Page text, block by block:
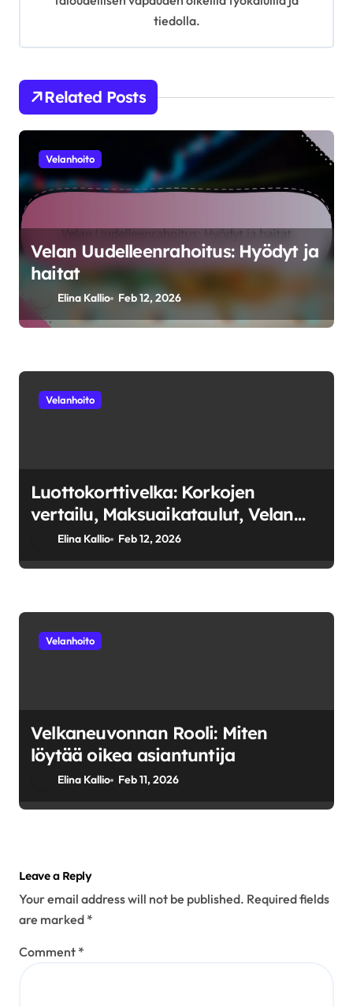
tiedolla.
Related Posts
Velanhoito
Velan Uudelleenrahoitus: Hyödyt ja
haitat
Elina Kallio Feb 12, 2026
Velanhoito
Luottokorttivelka: Korkojen
vertailu, Maksuaikataulut, Velan
vähentäminen
Elina Kallio Feb 12, 2026
Velanhoito
Velkaneuvonnan Rooli: Miten
löytää oikea asiantuntija
Elina Kallio Feb 11, 2026
Leave a Reply
Your email address will not be published. Required fields
are marked *
Comment *